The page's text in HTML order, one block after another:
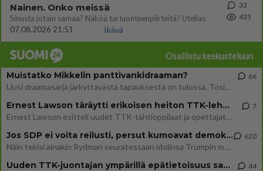
Nainen. Onko meissä
Sinusta jotain samaa? Näköä tai luonteenpiirteitä? Utelias
07.08.2026 21:51
Ikävä
33
435
Osallistu keskusteluun
Muistatko Mikkelin panttivankidraaman?
Uusi draamasarja järkyttävästä tapauksesta on tulossa. Tositapahtumiin perustuva sarja ammentaa vuoden 1986 Mikkelin pan
66
Ernest Lawson täräytti erikoisen heiton TTK-lehdistötilaisuudessa: " Onko tässä tarkoituksena...?"
Ernest Lawson esitteli uudet TTK-tähtioppilaat ja opettajat torstaina 6.8. lehdistölle. Tulevalla kaudella on yksi hausk
7
Jos SDP ei voita reilusti, persut kumoavat demokratian Suomesta
Näin tekisi ainakin Rydman seuratessaan idolinsa Trumpin mallia https://www.is.fi/politiikka/art-2000012187244.html
620
Uuden TTK-juontajan ympärillä epätietoisuus sakenee - Nyt MTV hämmentää soppaa 44